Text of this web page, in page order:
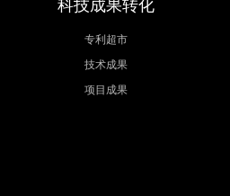
科技成果转化
专利超市
技术成果
项目成果